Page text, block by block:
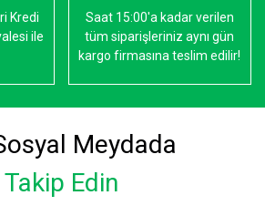
Kredi
ile
Saat 15:00'a kadar verilen
tüm siparişleriniz aynı gün
kargo firmasına teslim edilir!
Meydada
Takip Edin